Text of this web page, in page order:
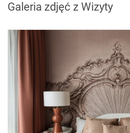
Galeria zdjęć z Wizyty